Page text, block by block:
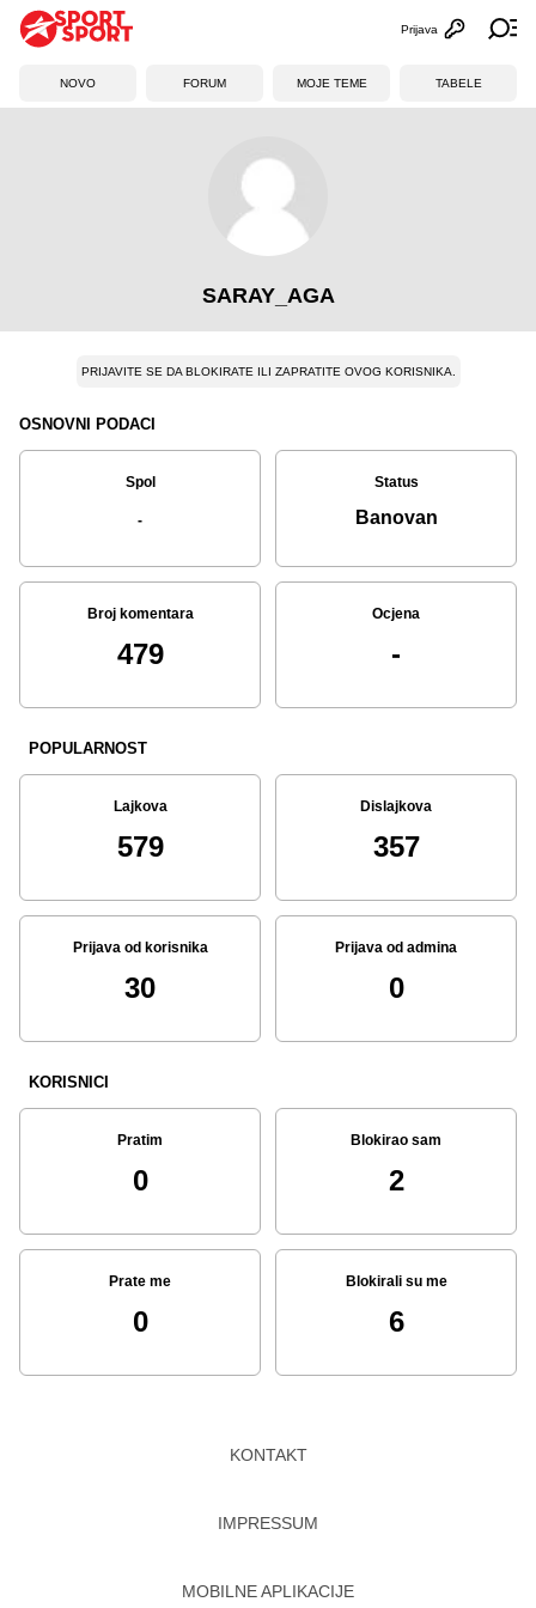
Otvori
Prijava
NOVO FORUM MOJE TEME TABELE
SARAY_AGA
PRIJAVITE SE DA BLOKIRATE ILI ZAPRATITE OVOG KORISNIKA.
OSNOVNI PODACI
Spol
-
Status
Banovan
Broj komentara
479
Ocjena
-
POPULARNOST
Lajkova
579
Dislajkova
357
Prijava od korisnika
30
Prijava od admina
0
KORISNICI
Pratim
0
Blokirao sam
2
Prate me
0
Blokirali su me
6
KONTAKT
IMPRESSUM
MOBILNE APLIKACIJE